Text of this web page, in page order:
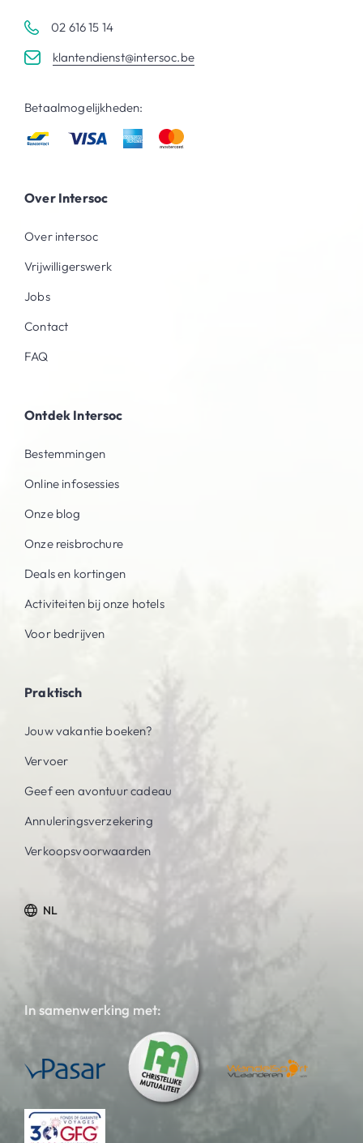
02 616 15 14
klantendienst@intersoc.be
Betaalmogelijkheden:
Over Intersoc
Over intersoc
Vrijwilligerswerk
Jobs
Contact
FAQ
Ontdek Intersoc
Bestemmingen
Online infosessies
Onze blog
Onze reisbrochure
Deals en kortingen
Activiteiten bij onze hotels
Voor bedrijven
Praktisch
Jouw vakantie boeken?
Vervoer
Geef een avontuur cadeau
Annuleringsverzekering
Verkoopsvoorwaarden
NL
In samenwerking met: